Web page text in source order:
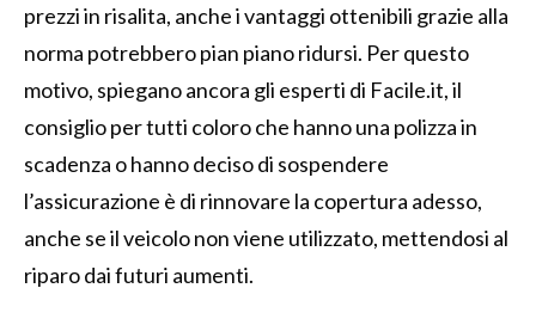
prezzi in risalita, anche i vantaggi ottenibili grazie alla
norma potrebbero pian piano ridursi. Per questo
motivo, spiegano ancora gli esperti di Facile.it, il
consiglio per tutti coloro che hanno una polizza in
scadenza o hanno deciso di sospendere
l’assicurazione è di rinnovare la copertura adesso,
anche se il veicolo non viene utilizzato, mettendosi al
riparo dai futuri aumenti.